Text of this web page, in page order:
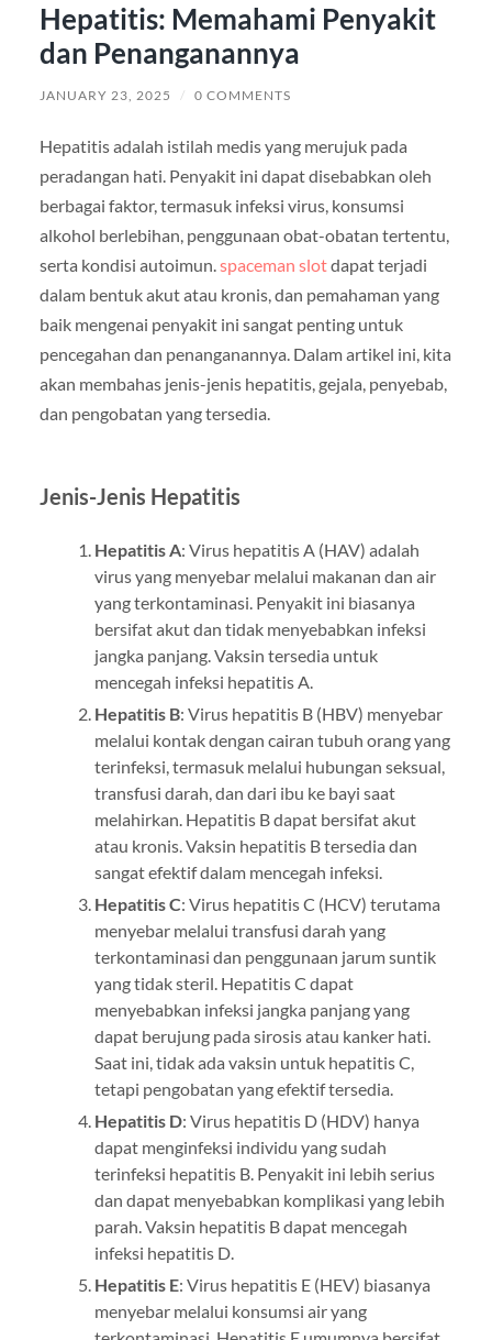
Hepatitis: Memahami Penyakit
dan Penanganannya
JANUARY 23, 2025 / 0 COMMENTS
Hepatitis adalah istilah medis yang merujuk pada
peradangan hati. Penyakit ini dapat disebabkan oleh
berbagai faktor, termasuk infeksi virus, konsumsi
alkohol berlebihan, penggunaan obat-obatan tertentu,
serta kondisi autoimun.spaceman slotdapat terjadi
dalam bentuk akut atau kronis, dan pemahaman yang
baik mengenai penyakit ini sangat penting untuk
pencegahan dan penanganannya. Dalam artikel ini, kita
akan membahas jenis-jenis hepatitis, gejala, penyebab,
dan pengobatan yang tersedia.
Jenis-Jenis Hepatitis
Hepatitis A: Virus hepatitis A (HAV) adalah
virus yang menyebar melalui makanan dan air
yang terkontaminasi. Penyakit ini biasanya
bersifat akut dan tidak menyebabkan infeksi
jangka panjang. Vaksin tersedia untuk
mencegah infeksi hepatitis A.
Hepatitis B: Virus hepatitis B (HBV) menyebar
melalui kontak dengan cairan tubuh orang yang
terinfeksi, termasuk melalui hubungan seksual,
transfusi darah, dan dari ibu ke bayi saat
melahirkan. Hepatitis B dapat bersifat akut
atau kronis. Vaksin hepatitis B tersedia dan
sangat efektif dalam mencegah infeksi.
Hepatitis C: Virus hepatitis C (HCV) terutama
menyebar melalui transfusi darah yang
terkontaminasi dan penggunaan jarum suntik
yang tidak steril. Hepatitis C dapat
menyebabkan infeksi jangka panjang yang
dapat berujung pada sirosis atau kanker hati.
Saat ini, tidak ada vaksin untuk hepatitis C,
tetapi pengobatan yang efektif tersedia.
Hepatitis D: Virus hepatitis D (HDV) hanya
dapat menginfeksi individu yang sudah
terinfeksi hepatitis B. Penyakit ini lebih serius
dan dapat menyebabkan komplikasi yang lebih
parah. Vaksin hepatitis B dapat mencegah
infeksi hepatitis D.
Hepatitis E: Virus hepatitis E (HEV) biasanya
menyebar melalui konsumsi air yang